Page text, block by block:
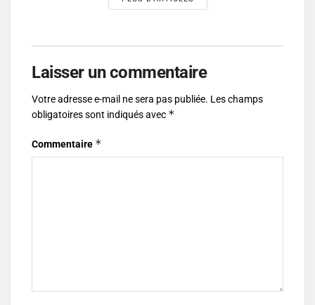
Laisser un commentaire
Votre adresse e-mail ne sera pas publiée. Les champs
obligatoires sont indiqués avec *
Commentaire *